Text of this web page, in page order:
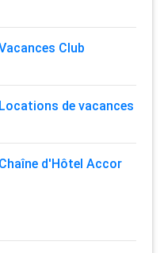
Club
Locations de vacances
Chaîne d'Hôtel Accor